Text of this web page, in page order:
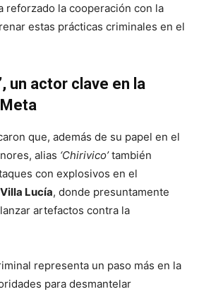
reforzado la cooperación con la
estas prácticas criminales en el
un actor clave en la
que, además de su papel en el
alias ‘Chirivico’también
con explosivos en el
Lucía, donde presuntamente
artefactos contra la
representa un paso más en la
para desmantelar